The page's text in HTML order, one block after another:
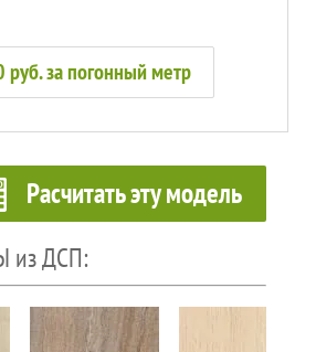
руб. за погонный метр
Расчитать эту модель
из ДСП: